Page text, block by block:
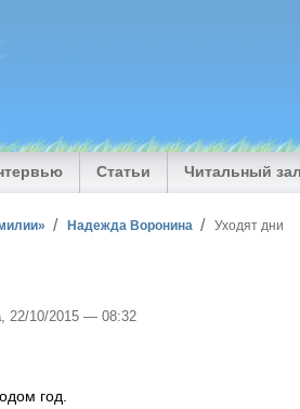
Статьи Читальный зал
Надежда Воронина Уходят дни
, 22/10/2015 — 08:32
год.